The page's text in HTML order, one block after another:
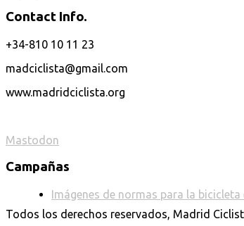
Contact Info.
+34-810 10 11 23
madciclista@gmail.com
www.madridciclista.org
Mastodon
Campañas
Imágenes de normas para la
Todos los derechos reservados, Madrid